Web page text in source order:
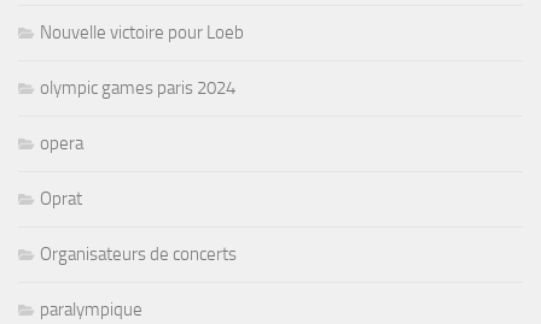
Nouvelle victoire pour Loeb
olympic games paris 2024
opera
Oprat
Organisateurs de concerts
paralympique